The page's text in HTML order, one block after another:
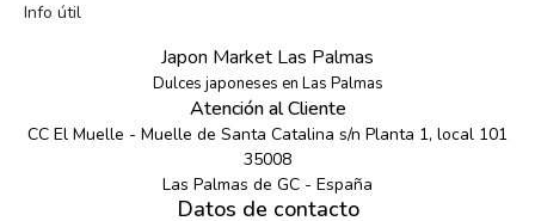
Info útil
Japon Market Las Palmas
Dulces japoneses en Las Palmas
Atención al Cliente
CC El Muelle - Muelle de Santa Catalina s/n Planta 1, local 101
35008
Las Palmas de GC - España
Datos de contacto